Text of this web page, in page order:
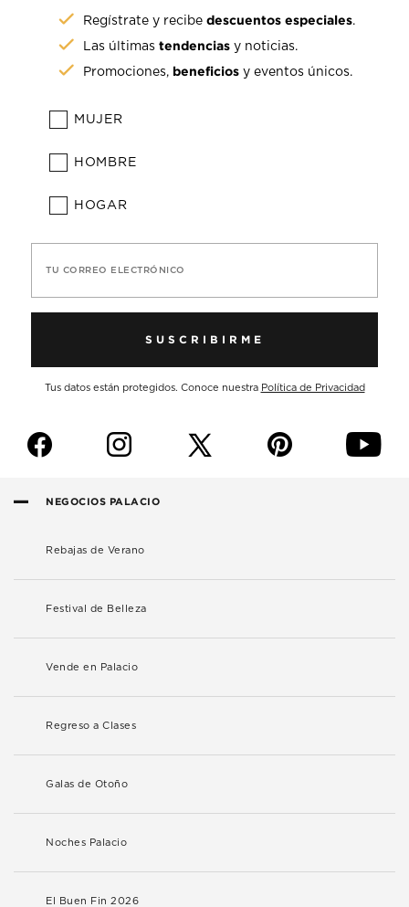
Regístrate y recibedescuentos especiales.
Las últimastendencias y noticias.
Promociones, beneficios y eventos únicos.
MUJER
HOMBRE
HOGAR
TU CORREO ELECTRÓNICO
SUSCRIBIRME
Tus datos están protegidos. Conoce nuestra Política de Privacidad
f i p y
NEGOCIOS PALACIO
Rebajas de Verano
Festival de Belleza
Vende en Palacio
Regreso a Clases
Galas de Otoño
Noches Palacio
El Buen Fin 2026